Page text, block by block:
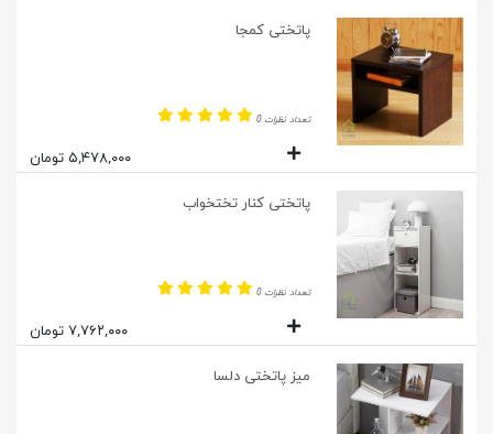
پاتختی کمجا
تعداد نظرات 0
۵,۴۷۸,۰۰۰ تومان
پاتختی کنار تختخواب
تعداد نظرات 0
۷,۷۶۲,۰۰۰ تومان
میز پاتختی دلسا